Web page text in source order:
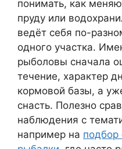
понимать, как
пруду или
ведёт себя по-
одного участка.
рыболовы сначала
течение, характер
кормовой базы, а
снасть. Полезно
наблюдения с
например на подбор